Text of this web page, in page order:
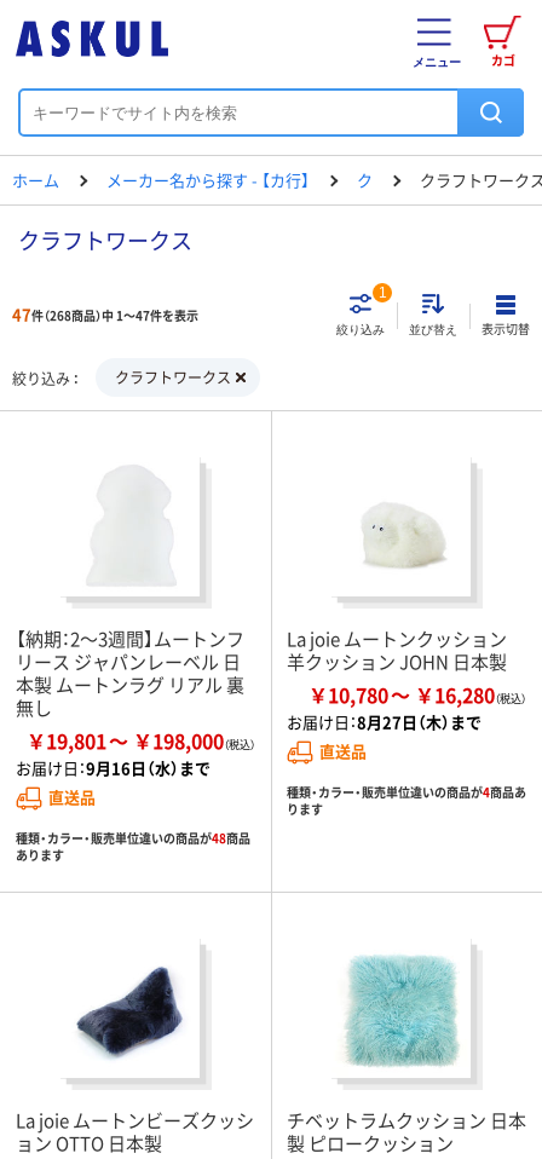
カゴ
メニュー
ホーム メーカー名から探す - 【カ行】 ク クラフトワーク
クラフトワークス
47件（268商品）中 1～47件を表示
絞り込み
1
並び替え 表示切替
絞り込み クラフトワークス
【納期：2～3週間】ムートンフ
リース ジャパンレーベル 日
本製 ムートンラグ リアル 裏
無し
￥19,801 ￥198,000
お届け日：9月16日（水）まで
直送品
種類・カラー・販売単位違いの商品が48商品
あります
La joie ムートンクッション
羊クッション JOHN 日本製
￥10,780 ￥16,280
お届け日：8月27日（木）まで
直送品
種類・カラー・販売単位違いの商品が4商品あ
ります
La joie ムートンビーズクッシ
ョン OTTO 日本製
チベットラムクッション 日本
製 ピロークッション